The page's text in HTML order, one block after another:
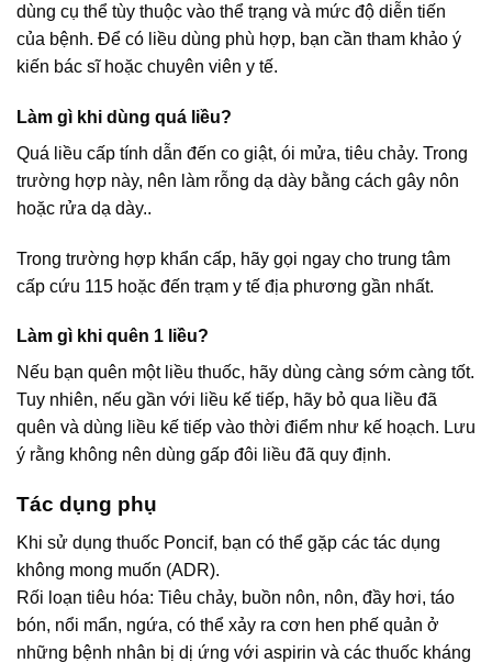
dùng cụ thể tùy thuộc vào thể trạng và mức độ diễn tiến
của bệnh. Để có liều dùng phù hợp, bạn cần tham khảo ý
kiến bác sĩ hoặc chuyên viên y tế.
Làm gì khi dùng quá liều?
Quá liều cấp tính dẫn đến co giật, ói mửa, tiêu chảy. Trong
trường hợp này, nên làm rỗng dạ dày bằng cách gây nôn
hoặc rửa dạ dày..
Trong trường hợp khẩn cấp, hãy gọi ngay cho trung tâm
cấp cứu 115 hoặc đến trạm y tế địa phương gần nhất.
Làm gì khi quên 1 liều?
Nếu bạn quên một liều thuốc, hãy dùng càng sớm càng tốt.
Tuy nhiên, nếu gần với liều kế tiếp, hãy bỏ qua liều đã
quên và dùng liều kế tiếp vào thời điểm như kế hoạch. Lưu
ý rằng không nên dùng gấp đôi liều đã quy định.
Tác dụng phụ
Khi sử dụng thuốc Poncif, bạn có thể gặp các tác dụng
không mong muốn (ADR).
Rối loạn tiêu hóa: Tiêu chảy, buồn nôn, nôn, đầy hơi, táo
bón, nổi mẩn, ngứa, có thể xảy ra cơn hen phế quản ở
những bệnh nhân bị dị ứng với aspirin và các thuốc kháng